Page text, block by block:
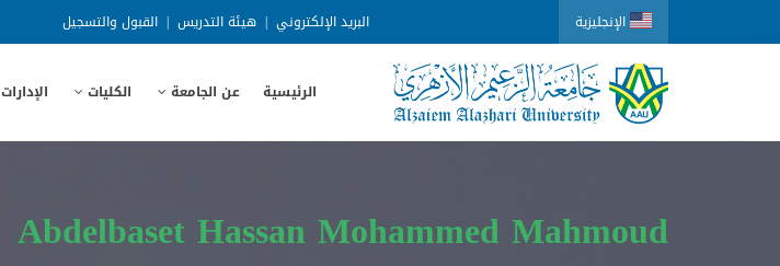
الإنجليزية البريد الإلكتروني | هيئة التدريس | القبول والتسجيل
الرئيسية عن الجامعة الكليات الإدارات
Abdelbaset Hassan Mohammed Mahmoud